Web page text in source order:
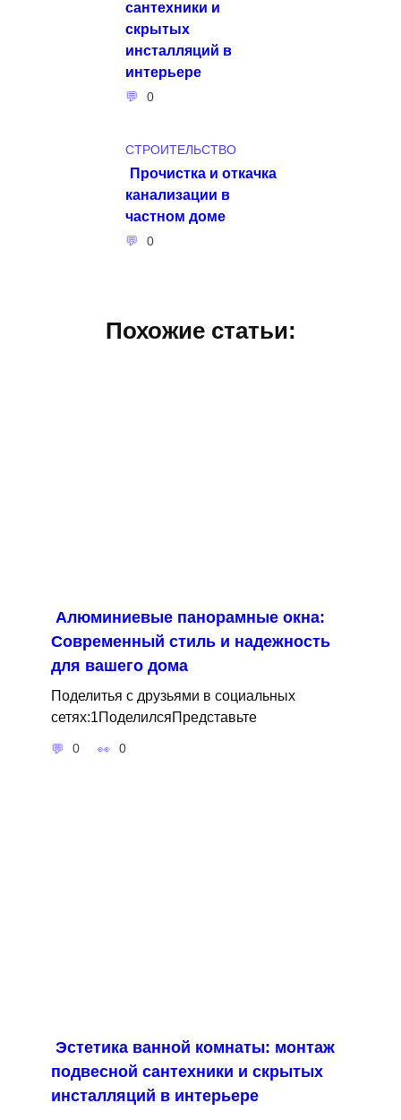
сантехники и
скрытых
инсталляций в
интерьере
0
СТРОИТЕЛЬСТВО
Прочистка и откачка
канализации в
частном доме
0
Похожие статьи:
Алюминиевые панорамные окна:
Современный стиль и надежность
для вашего дома
Поделитья с друзьями в социальных
сетях:1ПоделилсяПредставьте
0 0
Эстетика ванной комнаты: монтаж
подвесной сантехники и скрытых
инсталляций в интерьере